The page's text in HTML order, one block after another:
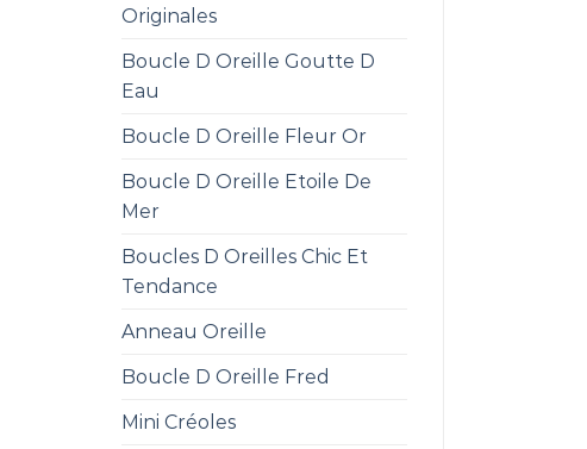
Originales
Boucle D Oreille Goutte D
Eau
Boucle D Oreille Fleur Or
Boucle D Oreille Etoile De
Mer
Boucles D Oreilles Chic Et
Tendance
Anneau Oreille
Boucle D Oreille Fred
Mini Créoles